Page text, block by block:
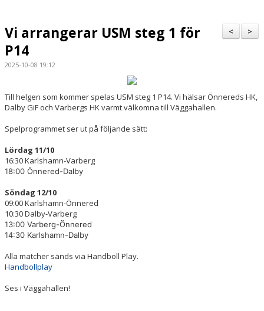
BILDGALLERI
DOKUMENT
VÅRA LAG/TRÄNARE
MATCHER
KARLSHAMN OPEN
300-KLUBBEN
>
<
Vi arrangerar USM steg 1 för
P14
2025-10-08 19:12
Till helgen som kommer spelas USM steg 1 P14. Vi hälsar Önnereds HK,
Dalby GiF och Varbergs HK varmt välkomna till Väggahallen.
Spelprogrammet ser ut på följande sätt:
Lördag 11/10
16:30 Karlshamn-Varberg
18:00 Önnered-Dalby
Söndag 12/10
09:00 Karlshamn-Önnered
10:30 Dalby-Varberg
13:00 Varberg-Önnered
14:30 Karlshamn-Dalby
Alla matcher sänds via Handboll Play.
Handbollplay
Ses i Väggahallen!